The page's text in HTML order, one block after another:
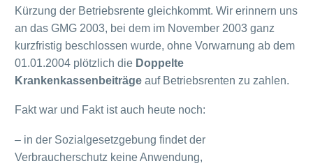
Kürzung der Betriebsrente gleichkommt. Wir erinnern uns
an das GMG 2003, bei dem im November 2003 ganz
kurzfristig beschlossen wurde, ohne Vorwarnung ab dem
01.01.2004 plötzlich die Doppelte
Krankenkassenbeiträge auf Betriebsrenten zu zahlen.
Fakt war und Fakt ist auch heute noch:
– in der Sozialgesetzgebung findet der
Verbraucherschutz keine Anwendung,